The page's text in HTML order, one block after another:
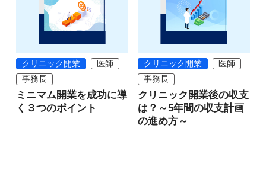
クリニック開業
医師
事務長
ミニマム開業を成功に導
く３つのポイント
クリニック開業
医師
事務長
クリニック開業後の収支
は？～5年間の収支計画
の進め方～